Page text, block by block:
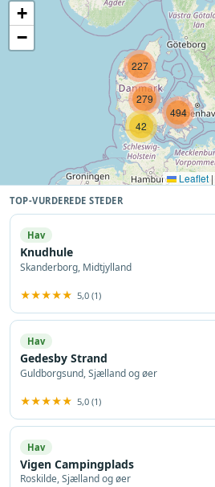
42
227
279
494
+
−
Leaflet |
TOP-VURDEREDE STEDER
Hav
Knudhule
Skanderborg, Midtjylland
★★★★★ 5,0 (1)
Hav
Gedesby Strand
Guldborgsund, Sjælland og øer
★★★★★ 5,0 (1)
Hav
Vigen Campingplads
Roskilde, Sjælland og øer